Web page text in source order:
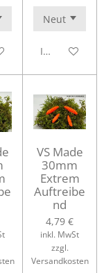
In den
VS Made
30mm
Extrem
Auftreibe
nd
4,79 €
inkl. MwSt
zzgl.
Versandkosten